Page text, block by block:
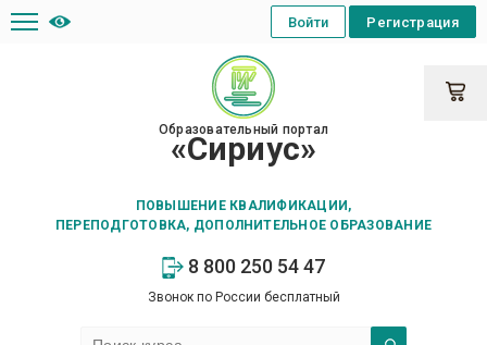
Образовательный портал
«Сириус»
ПОВЫШЕНИЕ КВАЛИФИКАЦИИ,
ПЕРЕПОДГОТОВКА, ДОПОЛНИТЕЛЬНОЕ ОБРАЗОВАНИЕ
8 800 250 54 47
Звонок по России бесплатный
Регистрация
Войти